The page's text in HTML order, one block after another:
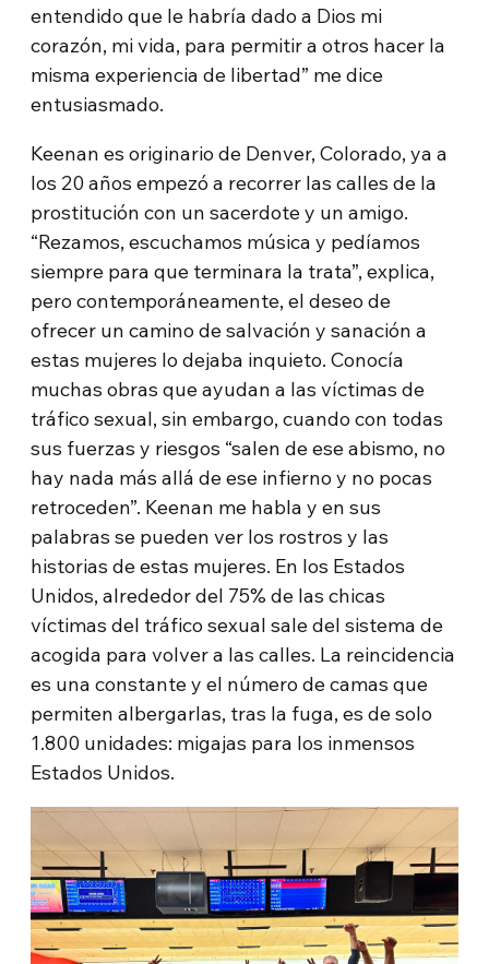
entendido que le habría dado a Dios mi
corazón, mi vida, para permitir a otros hacer la
misma experiencia de libertad” me dice
entusiasmado.
Keenan es originario de Denver, Colorado, ya a
los 20 años empezó a recorrer las calles de la
prostitución con un sacerdote y un amigo.
“Rezamos, escuchamos música y pedíamos
siempre para que terminara la trata”, explica,
pero contemporáneamente, el deseo de
ofrecer un camino de salvación y sanación a
estas mujeres lo dejaba inquieto. Conocía
muchas obras que ayudan a las víctimas de
tráfico sexual, sin embargo, cuando con todas
sus fuerzas y riesgos “salen de ese abismo, no
hay nada más allá de ese infierno y no pocas
retroceden”. Keenan me habla y en sus
palabras se pueden ver los rostros y las
historias de estas mujeres. En los Estados
Unidos, alrededor del 75% de las chicas
víctimas del tráfico sexual sale del sistema de
acogida para volver a las calles. La reincidencia
es una constante y el número de camas que
permiten albergarlas, tras la fuga, es de solo
1.800 unidades: migajas para los inmensos
Estados Unidos.